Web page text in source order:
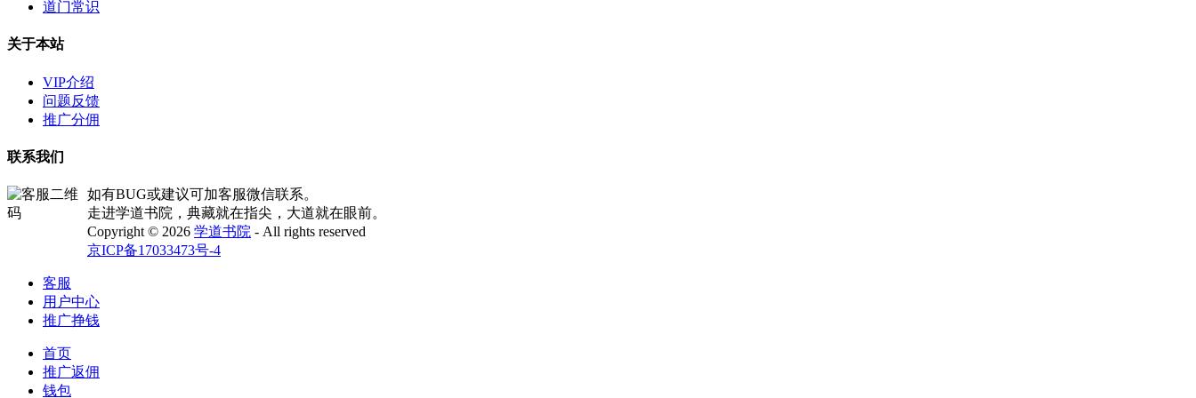
道门常识
关于本站
VIP介绍
问题反馈
推广分佣
联系我们
如有BUG或建议可加客服微信联系。
走进学道书院，典藏就在指尖，大道就在眼前。
Copyright © 2026 学道书院 - All rights reserved
京ICP备17033473号-4
客服
用户中心
推广挣钱
首页
推广返佣
钱包